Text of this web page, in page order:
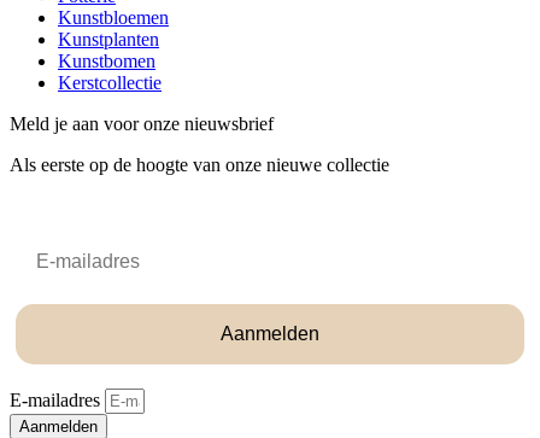
Kunstbloemen
Kunstplanten
Kunstbomen
Kerstcollectie
Meld je aan voor onze nieuwsbrief
Als eerste op de hoogte van onze nieuwe collectie
Aanmelden
E-mailadres
Aanmelden